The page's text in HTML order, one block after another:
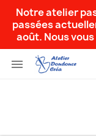
Notre atelier
passées
août. Nous
